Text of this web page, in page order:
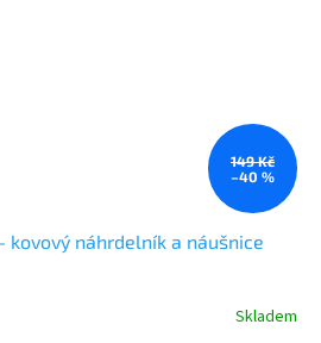
149 Kč
–40 %
kovový náhrdelník a náušnice
Skladem